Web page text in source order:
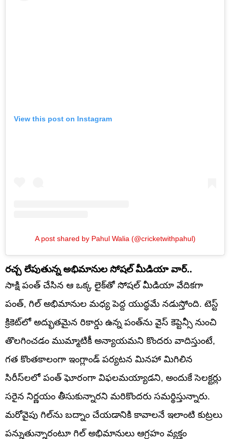
View this post on Instagram
A post shared by Pahul Walia (@cricketwithpahul)
రచ్చ లేపుతున్న అభిమానుల సోషల్ మీడియా వార్..
సాక్షి పంత్ చేసిన ఆ ఒక్క లైక్‌తో సోషల్ మీడియా వేదికగా
పంత్, గిల్ అభిమానుల మధ్య పెద్ద యుద్ధమే నడుస్తోంది. టెస్ట్
క్రికెట్‌లో అద్భుతమైన రికార్డు ఉన్న పంత్‌ను వైస్ కెప్టెన్సీ నుంచి
తొలగించడం ముమ్మాటికీ అన్యాయమని కొందరు వాదిస్తుంటే,
గత కొంతకాలంగా ఇంగ్లాండ్ పర్యటన మినహా మిగిలిన
సిరీస్‌లలో పంత్ ఘోరంగా విఫలమయ్యాడని, అందుకే సెలక్టర్లు
సరైన నిర్ణయం తీసుకున్నారని మరికొందరు సమర్థిస్తున్నారు.
మరోవైపు గిల్‌ను బద్నాం చేయడానికి కావాలనే ఇలాంటి కుట్రలు
పన్నుతున్నారంటూ గిల్ అభిమానులు ఆగ్రహం వ్యక్తం